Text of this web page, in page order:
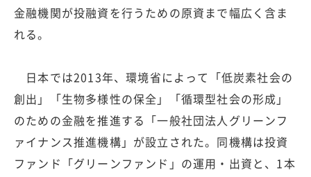
金融機関が投融資を行うための原資まで幅広く含ま
れる。
日本では2013年、環境省によって「低炭素社会の
創出」「生物多様性の保全」「循環型社会の形成」
のための金融を推進する「一般社団法人グリーンフ
ァイナンス推進機構」が設立された。同機構は投資
ファンド「グリーンファンド」の運用・出資と、1本